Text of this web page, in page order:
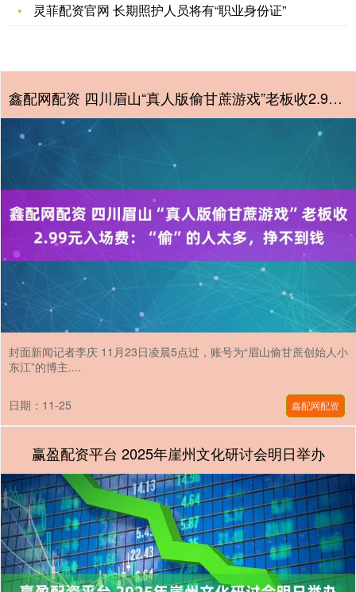
灵菲配资官网 长期照护人员将有“职业身份证”
鑫配网配资 四川眉山“真人版偷甘蔗游戏”老板收2.99元入场费：“偷”的人太多，挣不到钱
封面新闻记者李庆 11月23日凌晨5点过，账号为“眉山偷甘蔗创始人小
东江”的博主....
日期：11-25 鑫配网配资
赢盈配资平台 2025年崖州文化研讨会明日举办